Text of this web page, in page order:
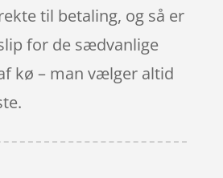
til betaling, og så er
for de sædvanlige
kø – man vælger altid